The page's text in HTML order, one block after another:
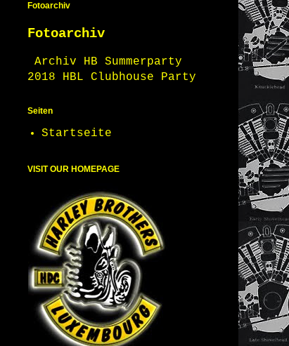
Fotoarchiv
Fotoarchiv
Archiv HB Summerparty
2018 HBL Clubhouse Party
Seiten
Startseite
VISIT OUR HOMEPAGE